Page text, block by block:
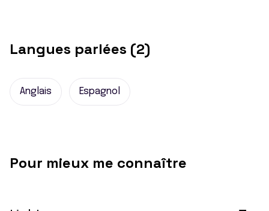
Langues parlées (2)
Anglais Espagnol
Pour mieux me connaître